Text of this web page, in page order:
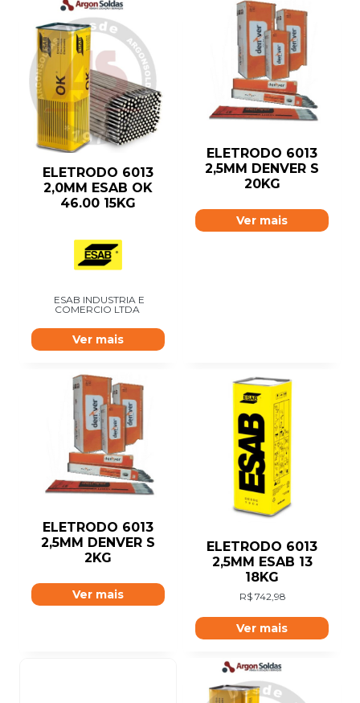
ELETRODO 6013
2,0MM ESAB OK
46.00 15KG
ESAB INDUSTRIA E
COMERCIO LTDA
Ver mais
ELETRODO 6013
2,5MM DENVER S
20KG
Ver mais
ELETRODO 6013
2,5MM DENVER S
2KG
Ver mais
ELETRODO 6013
2,5MM ESAB 13
18KG
R$742,98
Ver mais